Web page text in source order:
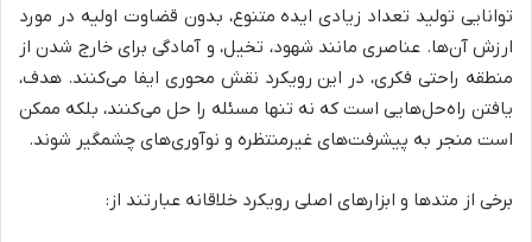
توانایی تولید تعداد زیادی ایده متنوع، بدون قضاوت اولیه در مورد
ارزش آن‌ها. عناصری مانند شهود، تخیل، و آمادگی برای خارج شدن از
منطقه راحتی فکری، در این رویکرد نقش محوری ایفا می‌کنند. هدف،
یافتن راه‌حل‌هایی است که نه تنها مسئله را حل می‌کنند، بلکه ممکن
است منجر به پیشرفت‌های غیرمنتظره و نوآوری‌های چشمگیر شوند.
برخی از متدها و ابزارهای اصلی رویکرد خلاقانه عبارتند از: